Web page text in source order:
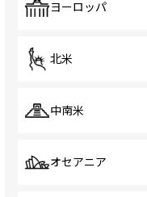
ヨーロッパ
北米
中南米
オセアニア